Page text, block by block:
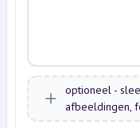
optioneel -
afbeeldingen,